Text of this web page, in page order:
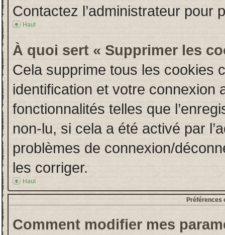
Contactez l’administrateur pour
Haut
À quoi sert « Supprimer les
Cela supprime tous les cookies
identification et votre connexion
fonctionnalités telles que
non-lu, si cela a été activé par
problèmes de connexion/
les corriger.
Haut
Préférences
Comment modifier mes